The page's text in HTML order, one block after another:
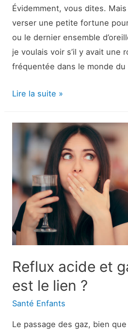
Évidemment, vous dites.
verser une petite fortune
ou le dernier ensemble
je voulais voir s’il y avait une
fréquentée dans le monde
Choisir
bien
dormir
coucher
avec
mon
mari
Lire la suite »
Reflux acide et
est le lien ?
Santé Enfants
Le passage des gaz, bien